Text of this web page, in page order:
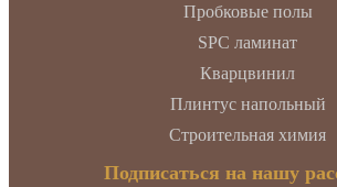
Пробковые полы
SPC ламинат
Кварцвинил
Плинтус напольный
Строительная химия
Подписаться на нашу